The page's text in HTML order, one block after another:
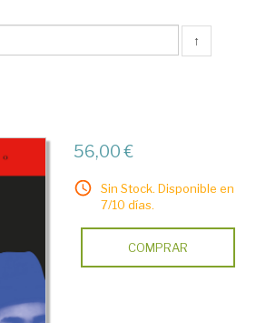
↑
56,00 €
Sin Stock. Disponible en
7/10 días.
COMPRAR